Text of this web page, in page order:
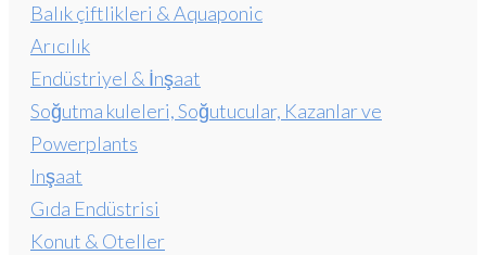
Balık çiftlikleri & Aquaponic
Arıcılık
Endüstriyel & İnşaat
Soğutma kuleleri, Soğutucular, Kazanlar ve
Powerplants
Inşaat
Gıda Endüstrisi
Konut & Oteller